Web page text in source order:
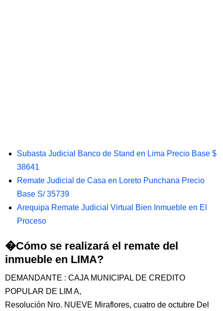
Subasta Judicial Banco de Stand en Lima Precio Base $
38641
Remate Judicial de Casa en Loreto Punchana Precio
Base S/ 35739
Arequipa Remate Judicial Virtual Bien Inmueble en El
Proceso
�Cómo se realizará el remate del
inmueble en LIMA?
DEMANDANTE : CAJA MUNICIPAL DE CREDITO
POPULAR DE LIM A,
Resolución Nro. NUEVE Miraflores, cuatro de octubre Del